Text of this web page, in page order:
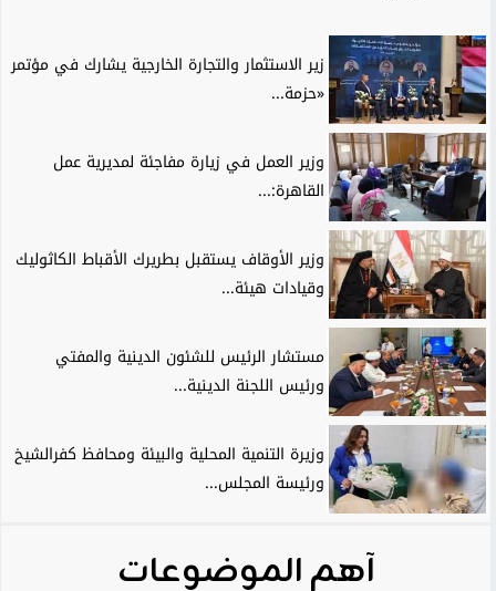
زير الاستثمار والتجارة الخارجية يشارك في مؤتمر
«حزمة...
وزير العمل في زيارة مفاجئة لمديرية عمل
القاهرة:...
وزير الأوقاف يستقبل بطريرك الأقباط الكاثوليك
وقيادات هيئة...
مستشار الرئيس للشئون الدينية والمفتي
ورئيس اللجنة الدينية...
وزيرة التنمية المحلية والبيئة ومحافظ كفرالشيخ
ورئيسة المجلس...
آهم الموضوعات